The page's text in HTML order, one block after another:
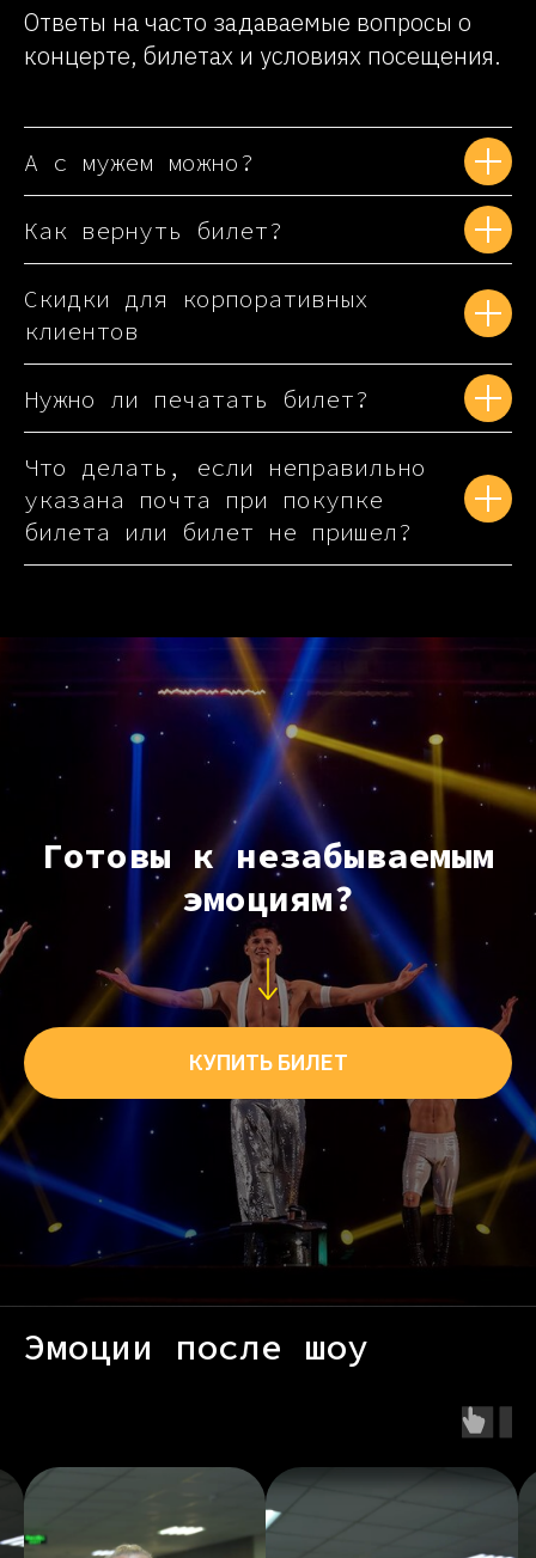
Ответы на часто задаваемые вопросы о
концерте, билетах и условиях посещения.
А с мужем можно?
Как вернуть билет?
Скидки для корпоративных
клиентов
Нужно ли печатать билет?
Что делать, если неправильно
указана почта при покупке
билета или билет не пришел?
Готовы к незабываемым
эмоциям?
КУПИТЬ БИЛЕТ
Эмоции после шоу